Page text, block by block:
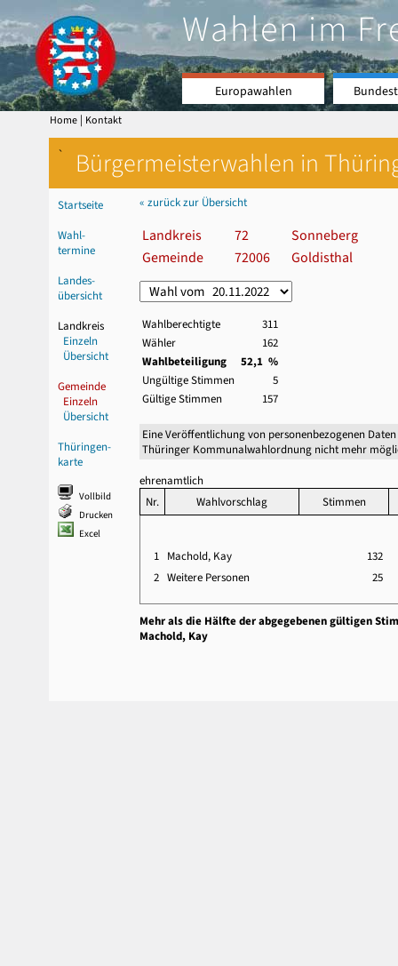
Wahlen im
Europawahlen
Home | Kontakt
` Bürgermeisterwahlen in
Startseite
Wahl-
termine
Landes-
übersicht
Landkreis
Einzeln
Übersicht
Gemeinde
Einzeln
Übersicht
Thüringen-
karte
Vollbild
Drucken
Excel
« zurück zur Übersicht
Landkreis 72
Sonneberg
Gemeinde
72006 Goldisthal
Wahlberechtigte
311
Wähler
162
Wahlbeteiligung
52,1 %
Ungültige Stimmen
5
Gültige Stimmen
157
Eine Veröffentlichung von personenbezogenen
Thüringer Kommunalwahlordnung nicht mehr
ehrenamtlich
Nr.
Wahlvorschlag Stimmen
1 Machold, Kay
132
2 Weitere Personen 25
Mehr als die Hälfte der abgegebenen gültigen
Machold, Kay